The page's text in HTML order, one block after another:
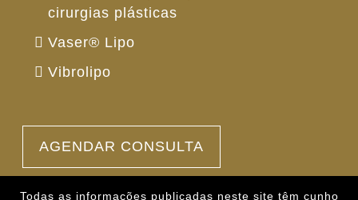
cirurgias plásticas
Vaser® Lipo
Vibrolipo
AGENDAR CONSULTA
Todas as informações publicadas neste site têm cunho